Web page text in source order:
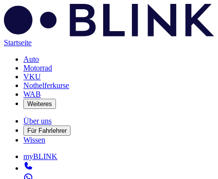
Startseite
Auto
Motorrad
VKU
Nothelferkurse
WAB
Weiteres
Über uns
Für Fahrlehrer
Wissen
myBLINK